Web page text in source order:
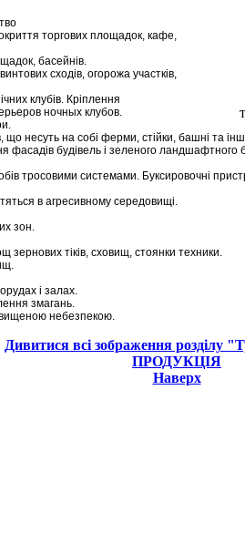
торгових площадок, кафе,
басейнів.
сходів, огорожа участків,
клубів. Кріплення
ночных клубов.
що несуть на собі ферми, стійки, башні та
фасадів будівель і зеленого ландшафтного
тросовими системами. Буксировочні
в агресивному середовищі.
зон.
тіків, сховищ, стоянки техники.
і залах.
змагань.
небезпекою.
Дивитися всі зображення розділу
ПРОДУКЦІЯ
Наверх